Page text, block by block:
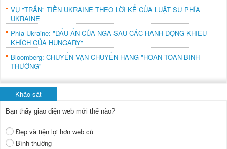
VỤ "TRẤN" TIỀN UKRAINE THEO LỜI KỂ CỦA LUẬT SƯ PHÍA
UKRAINE
Phía Ukraine: "DẤU ẤN CỦA NGA SAU CÁC HÀNH ĐỘNG KHIÊU
KHÍCH CỦA HUNGARY"
Bloomberg: CHUYẾN VẬN CHUYỂN HÀNG "HOÀN TOÀN BÌNH
THƯỜNG"
Khảo sát
Bạn thấy giao diện web mới thế nào?
Đẹp và tiện lợi hơn web cũ
Bình thường